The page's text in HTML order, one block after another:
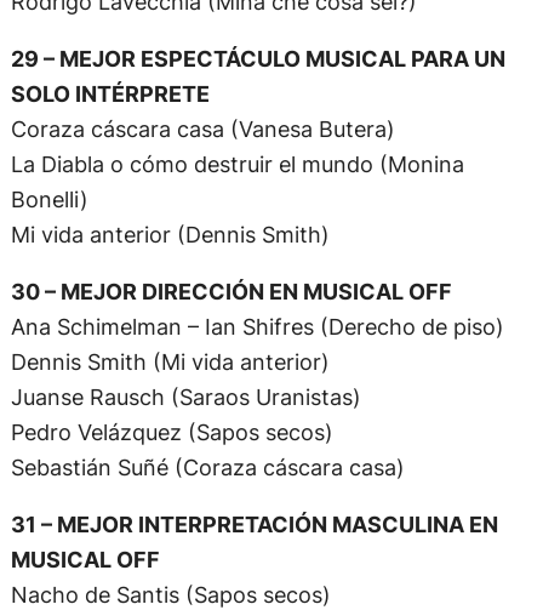
29 – MEJOR ESPECTÁCULO MUSICAL PARA UN
SOLO INTÉRPRETE
Coraza cáscara casa (Vanesa Butera)
La Diabla o cómo destruir el mundo (Monina
Bonelli)
Mi vida anterior (Dennis Smith)
30 – MEJOR DIRECCIÓN EN MUSICAL OFF
Ana Schimelman – Ian Shifres (Derecho de piso)
Dennis Smith (Mi vida anterior)
Juanse Rausch (Saraos Uranistas)
Pedro Velázquez (Sapos secos)
Sebastián Suñé (Coraza cáscara casa)
31 – MEJOR INTERPRETACIÓN MASCULINA EN
MUSICAL OFF
Nacho de Santis (Sapos secos)